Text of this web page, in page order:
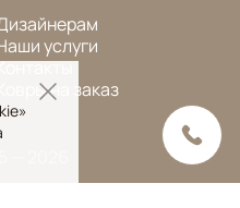
услуги
на заказ
2026